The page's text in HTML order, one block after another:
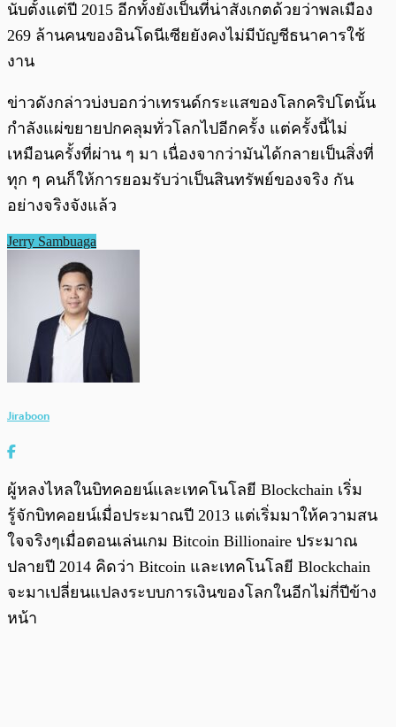
นับตั้งแต่ปี 2015 อีกทั้งยังเป็นที่น่าสังเกตด้วยว่าพลเมือง
269 ล้านคนของอินโดนีเซียยังคงไม่มีบัญชีธนาคารใช้
งาน
ข่าวดังกล่าวบ่งบอกว่าเทรนด์กระแสของโลกคริปโตนั้น
กำลังแผ่ขยายปกคลุมทั่วโลกไปอีกครั้ง แต่ครั้งนี้ไม่
เหมือนครั้งที่ผ่าน ๆ มา เนื่องจากว่ามันได้กลายเป็นสิ่งที่
ทุก ๆ คนก็ให้การยอมรับว่าเป็นสินทรัพย์ของจริง กัน
อย่างจริงจังแล้ว
Jerry Sambuaga
Jiraboon
ผู้หลงไหลในบิทคอยน์และเทคโนโลยี Blockchain เริ่ม
รู้จักบิทคอยน์เมื่อประมาณปี 2013 แต่เริ่มมาให้ความสน
ใจจริงๆเมื่อตอนเล่นเกม Bitcoin Billionaire ประมาณ
ปลายปี 2014 คิดว่า Bitcoin และเทคโนโลยี Blockchain
จะมาเปลี่ยนแปลงระบบการเงินของโลกในอีกไม่กี่ปีข้าง
หน้า